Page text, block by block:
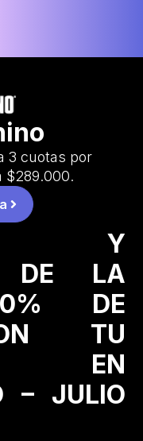
3 cuotas por
$289.000.
Y
DE LA
DE
TU
EN
– JULIO